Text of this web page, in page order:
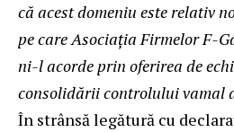
că acest domeniu este relativ
pe care Asociația Firmelor F-
ni-l acorde prin oferirea de
consolidării controlului vamal
În strânsă legătură cu